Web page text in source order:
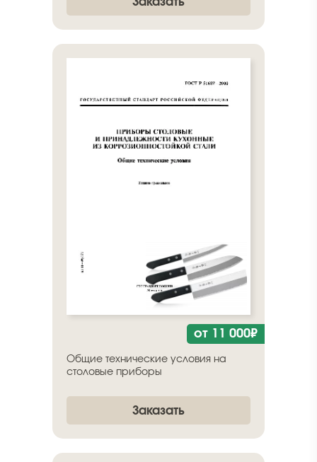
от 11 000₽
Общие технические условия на
столовые приборы
Заказать